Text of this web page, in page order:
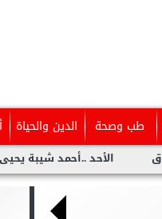
طب وصحة الدين والحياة
الأحد ..أحمد شيبة يحيى حفلا